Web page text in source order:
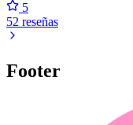
5
52 reseñas
Footer